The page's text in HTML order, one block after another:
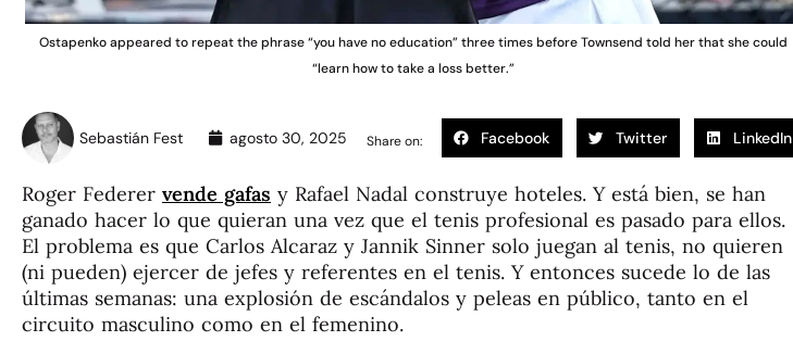
Ostapenko appeared to repeat the phrase “you have no education” three times before Townsend told her that she could
“learn how to take a loss better.”
Sebastián Fest agosto 30, 2025 Share on: Facebook Twitter LinkedIn
Roger Federer vende gafas y Rafael Nadal construye hoteles. Y está bien, se han
ganado hacer lo que quieran una vez que el tenis profesional es pasado para ellos.
El problema es que Carlos Alcaraz y Jannik Sinner solo juegan al tenis, no quieren
(ni pueden) ejercer de jefes y referentes en el tenis. Y entonces sucede lo de las
últimas semanas: una explosión de escándalos y peleas en público, tanto en el
circuito masculino como en el femenino.